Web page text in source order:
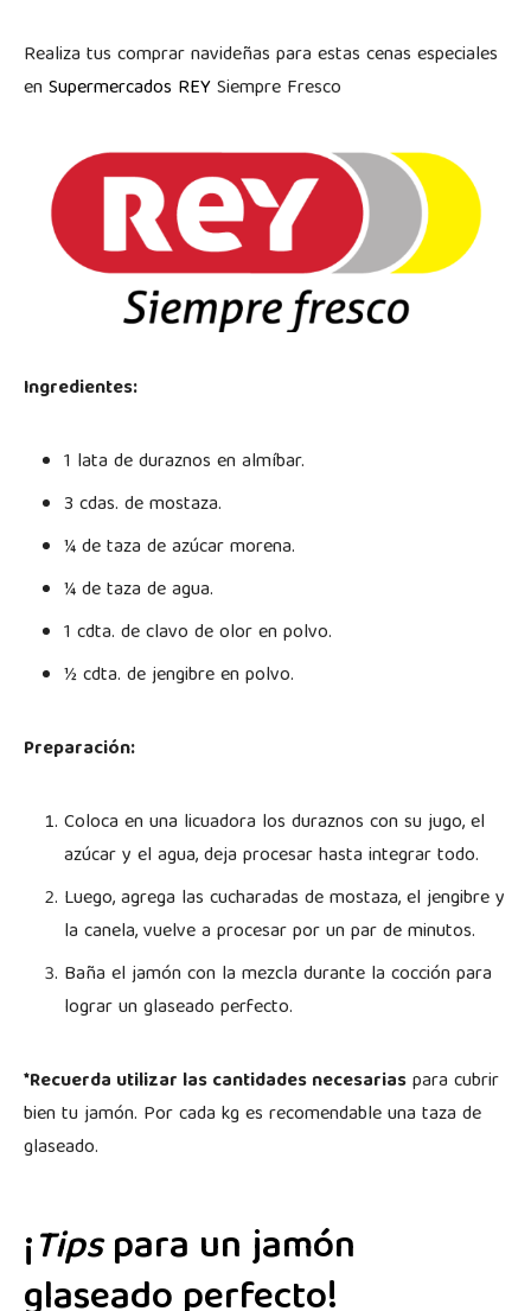
Realiza tus comprar navideñas para estas cenas especiales
enSupermercados REYSiempre Fresco
Ingredientes:
1 lata de duraznos en almíbar.
3 cdas. de mostaza.
¼ de taza de azúcar morena.
¼ de taza de agua.
1 cdta. de clavo de olor en polvo.
½ cdta. de jengibre en polvo.
Preparación:
Coloca en una licuadora los duraznos con su jugo, el
azúcar y el agua, deja procesar hasta integrar todo.
Luego, agrega las cucharadas de mostaza, el jengibre y
la canela, vuelve a procesar por un par de minutos.
Baña el jamón con la mezcla durante la cocción para
lograr un glaseado perfecto.
*Recuerda utilizar las cantidades necesariaspara cubrir
bien tu jamón. Por cada kg es recomendable una taza de
glaseado.
¡Tipspara un jamón